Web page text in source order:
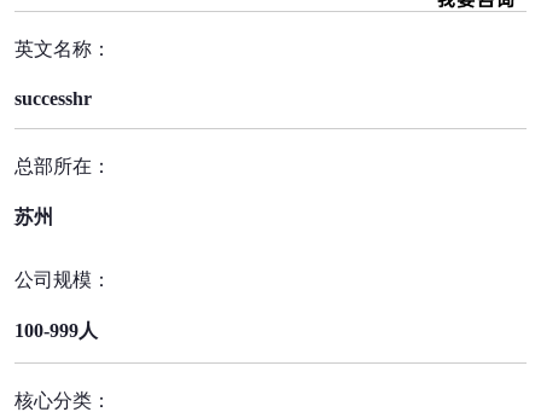
英文名称：
successhr
总部所在：
苏州
公司规模：
100-999人
核心分类：